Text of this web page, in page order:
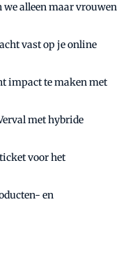
alleen maar vrouwen
vast op je online
impact te maken met
met hybride
voor het
en